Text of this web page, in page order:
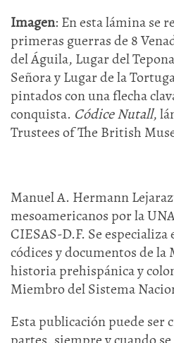
Imagen: En esta lámina se
primeras guerras de 8
del Águila, Lugar del
Señora y Lugar de la
pintados con una flecha
conquista. Códice Nutall,
Trustees of The British
Manuel A. Hermann
mesoamericanos por la
CIESAS-D.F. Se especializa
códices y documentos de la
historia prehispánica y
Miembro del Sistema
Esta publicación puede ser